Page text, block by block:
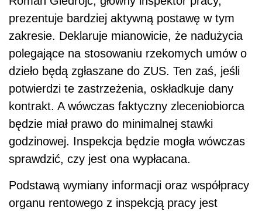
prezentuje bardziej aktywną postawę w tym
zakresie. Deklaruje mianowicie, że nadużycia
polegające na stosowaniu rzekomych umów o
dzieło będą zgłaszane do ZUS. Ten zaś, jeśli
potwierdzi te zastrzeżenia, oskładkuje dany
kontrakt. A wówczas faktyczny zleceniobiorca
będzie miał prawo do minimalnej stawki
godzinowej. Inspekcja będzie mogła wówczas
sprawdzić, czy jest ona wypłacana.
Podstawą wymiany informacji oraz współpracy
organu rentowego z inspekcją pracy jest